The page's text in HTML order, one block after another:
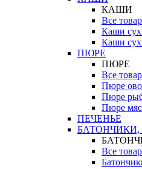
КАШИ
Все
Каши
Каши
ПЮРЕ
ПЮРЕ
Все
Пюре
Пюре
Пюре
ПЕЧЕНЬЕ
Все